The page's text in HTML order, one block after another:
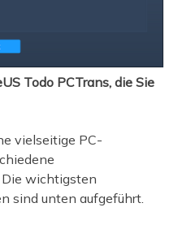
Todo PCTrans, die Sie
vielseitige PC-
wichtigsten
sind unten aufgeführt.